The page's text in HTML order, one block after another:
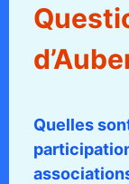
Quelles